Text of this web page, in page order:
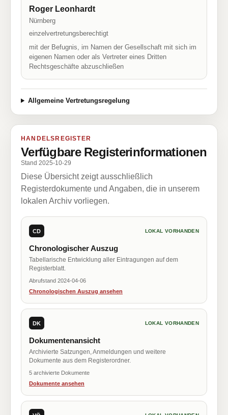
Roger Leonhardt
Nürnberg
einzelvertretungsberechtigt
mit der Befugnis, im Namen der Gesellschaft mit sich im
eigenen Namen oder als Vertreter eines Dritten
Rechtsgeschäfte abzuschließen
Allgemeine Vertretungsregelung
HANDELSREGISTER
Verfügbare Registerinformationen
Stand 2025-10-29
Diese Übersicht zeigt ausschließlich
Registerdokumente und Angaben, die in unserem
lokalen Archiv vorliegen.
CD LOKAL VORHANDEN
Chronologischer Auszug
Tabellarische Entwicklung aller Eintragungen auf dem
Registerblatt.
Abrufstand 2024-04-06
Chronologischen Auszug ansehen
DK LOKAL VORHANDEN
Dokumentenansicht
Archivierte Satzungen, Anmeldungen und weitere
Dokumente aus dem Registerordner.
5 archivierte Dokumente
Dokumente ansehen